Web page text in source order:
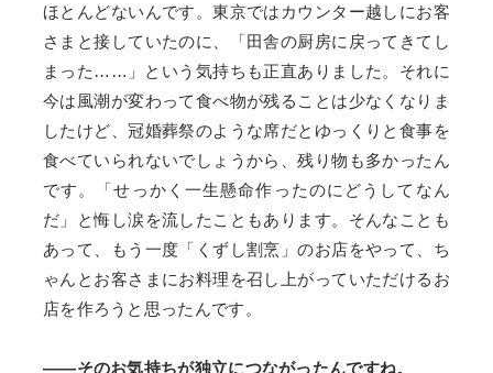
ほとんどないんです。東京ではカウンター越しにお客
さまと接していたのに、「田舎の厨房に戻ってきてし
まった……」という気持ちも正直ありました。それに
今は風潮が変わって食べ物が残ることは少なくなりま
したけど、冠婚葬祭のような席だとゆっくりと食事を
食べていられないでしょうから、残り物も多かったん
です。「せっかく一生懸命作ったのにどうしてなん
だ」と悔し涙を流したこともあります。そんなことも
あって、もう一度「くずし割烹」のお店をやって、ち
ゃんとお客さまにお料理を召し上がっていただけるお
店を作ろうと思ったんです。
——そのお気持ちが独立につながったんですね。